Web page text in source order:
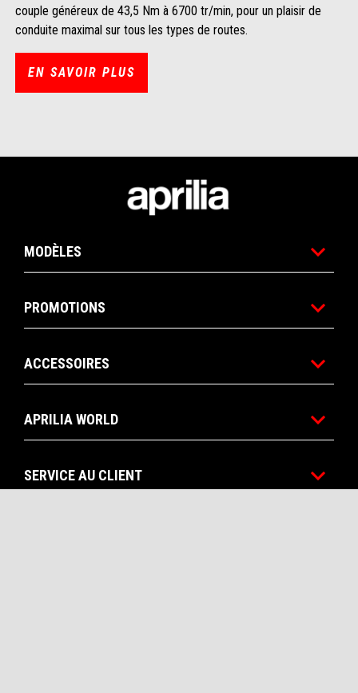
couple généreux de 43,5 Nm à 6700 tr/min, pour un plaisir de
conduite maximal sur tous les types de routes.
EN SAVOIR PLUS
MODÈLES
PROMOTIONS
ACCESSOIRES
APRILIA WORLD
SERVICE AU CLIENT